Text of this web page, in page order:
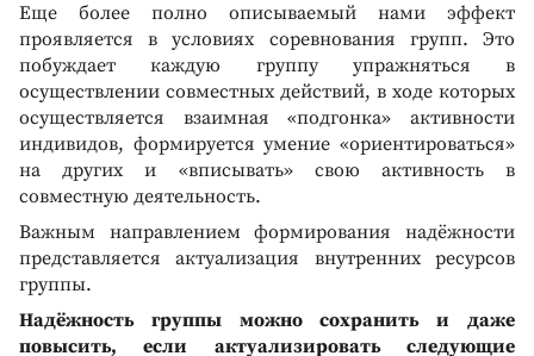
Еще более полно описываемый нами эффект
проявляется в условиях соревнования групп. Это
побуждает каждую группу упражняться в
осуществлении совместных действий, в ходе которых
осуществляется взаимная «подгонка» активности
индивидов, формируется умение «ориентироваться»
на других и «вписывать» свою активность в
совместную деятельность.
Важным направлением формирования надёжности
представляется актуализация внутренних ресурсов
группы.
Надёжность группы можно сохранить и даже
повысить, если актуализировать следующие